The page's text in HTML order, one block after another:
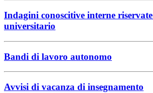
Indagini conoscitive interne
universitario
Bandi di lavoro autonomo
Avvisi di vacanza di insegnamento